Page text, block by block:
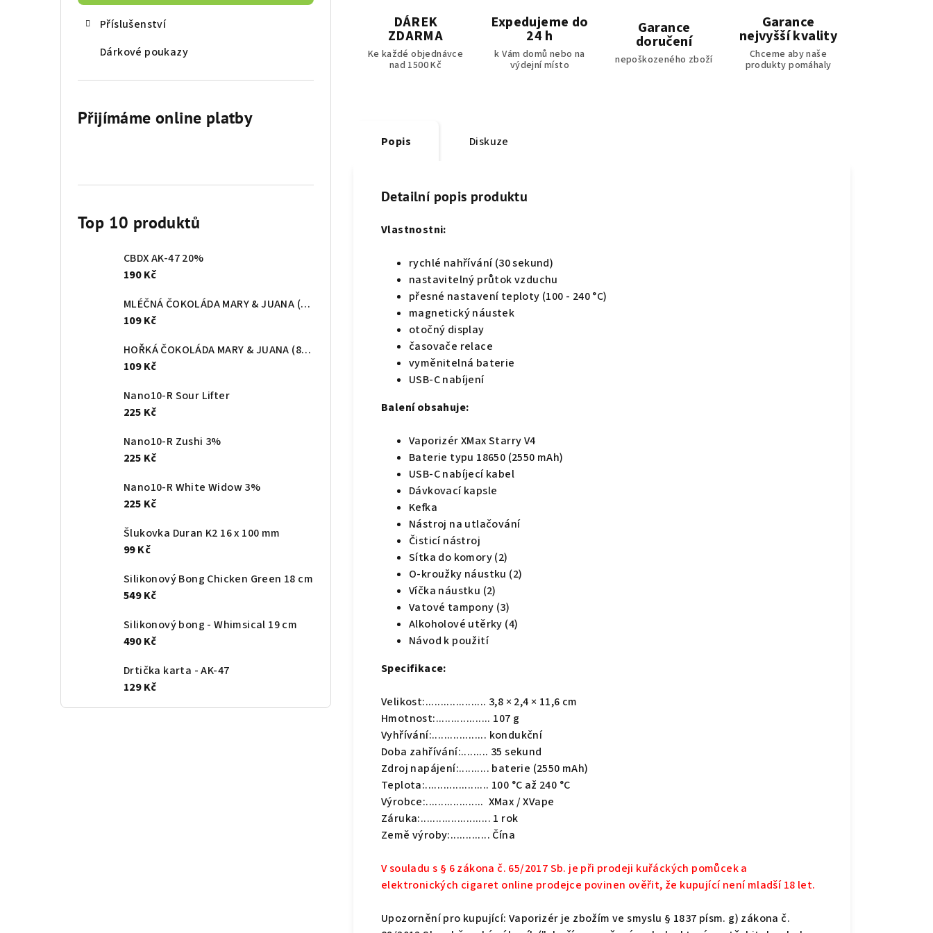
Příslušenství
Dárkové poukazy
Přijímáme online platby
Top 10 produktů
CBDX AK-47 20%
190 Kč
MLÉČNÁ ČOKOLÁDA MARY & JUANA (80g)
109 Kč
HOŘKÁ ČOKOLÁDA MARY & JUANA (80g)
109 Kč
Nano10-R Sour Lifter
225 Kč
Nano10-R Zushi 3%
225 Kč
Nano10-R White Widow 3%
225 Kč
Šlukovka Duran K2 16 x 100 mm
99 Kč
Silikonový Bong Chicken Green 18 cm
549 Kč
Silikonový bong - Whimsical 19 cm
490 Kč
Drtička karta - AK-47
129 Kč
DÁREK
ZDARMA
Ke každé objednávce
nad 1500 Kč
Expedujeme do
24 h
k Vám domů nebo na
výdejní místo
Garance
doručení
nepoškozeného zboží
Garance
nejvyšší kvality
Chceme aby naše
produkty pomáhaly
Popis Diskuze
Detailní popis produktu
Vlastnostni:
rychlé nahřívání (30 sekund)
nastavitelný průtok vzduchu
přesné nastavení teploty (100 - 240 °C)
magnetický náustek
otočný display
časovače relace
vyměnitelná baterie
USB-C nabíjení
Balení obsahuje:
Vaporizér XMax Starry V4
Baterie typu 18650 (2550 mAh)
USB-C nabíjecí kabel
Dávkovací kapsle
Kefka
Nástroj na utlačování
Čisticí nástroj
Sítka do komory (2)
O-kroužky náustku (2)
Víčka náustku (2)
Vatové tampony (3)
Alkoholové utěrky (4)
Návod k použití
Specifikace:
Velikost:.................... 3,8 × 2,4 × 11,6 cm
Hmotnost:.................. 107 g
Vyhřívání:.................. kondukční
Doba zahřívání:......... 35 sekund
Zdroj napájení:.......... baterie (2550 mAh)
Teplota:..................... 100 °C až 240 °C
Výrobce:................... XMax / XVape
Záruka:....................... 1 rok
Země výroby:............. Čína
V souladu s § 6 zákona č. 65/2017 Sb. je při prodeji kuřáckých pomůcek a
elektronických cigaret online prodejce povinen ověřit, že kupující není mladší 18 let.
Upozornění pro kupující: Vaporizér je zbožím ve smyslu § 1837 písm. g) zákona č.